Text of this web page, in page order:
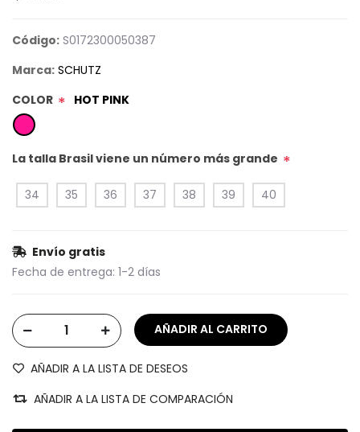
Código: S0172300050387
Marca: SCHUTZ
COLOR * HOT PINK
La talla Brasil viene un número más grande *
34 35 36 37 38 39 40
Envío gratis
Fecha de entrega: 1-2 días
AÑADIR A LA LISTA DE DESEOS
AÑADIR A LA LISTA DE COMPARACIÓN